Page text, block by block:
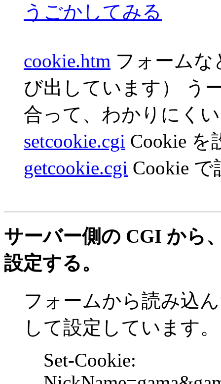
うごかしてみる
cookie.htm フォームな
び出しています） う
合って、わかりにく
setcookie.cgi Cookie を
getcookie.cgi Cookie
サーバー側の CGI から
設定する。
フォームから読み込
して設定しています。
Set-Cookie: